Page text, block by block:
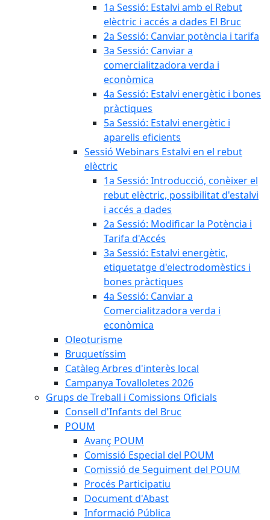
1a Sessió: Estalvi amb el Rebut
elèctric i accés a dades El Bruc
2a Sessió: Canviar potència i tarifa
3a Sessió: Canviar a
comercialitzadora verda i
econòmica
4a Sessió: Estalvi energètic i bones
pràctiques
5a Sessió: Estalvi energètic i
aparells eficients
Sessió Webinars Estalvi en el rebut
elèctric
1a Sessió: Introducció, conèixer el
rebut elèctric, possibilitat d'estalvi
i accés a dades
2a Sessió: Modificar la Potència i
Tarifa d'Accés
3a Sessió: Estalvi energètic,
etiquetatge d'electrodomèstics i
bones pràctiques
4a Sessió: Canviar a
Comercialitzadora verda i
econòmica
Oleoturisme
Bruquetíssim
Catàleg Arbres d'interès local
Campanya Tovalloletes 2026
Grups de Treball i Comissions Oficials
Consell d'Infants del Bruc
POUM
Avanç POUM
Comissió Especial del POUM
Comissió de Seguiment del POUM
Procés Participatiu
Document d'Abast
Informació Pública